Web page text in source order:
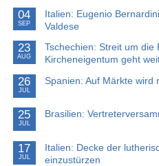
04
SEP
Italien: Eugenio
Valdese
23
AUG
Tschechien: Streit um die
Kircheneigentum geht
26
JUL
Spanien: Auf Märkte wird
25
JUL
Brasilien:
17
JUL
Italien: Decke der
einzustürzen